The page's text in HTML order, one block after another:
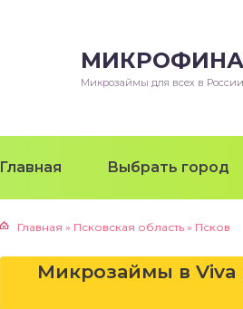
Микрозаймы для всех в России
Главная Выбрать город
Главная » Псковская область » Псков
Микрозаймы в Viva